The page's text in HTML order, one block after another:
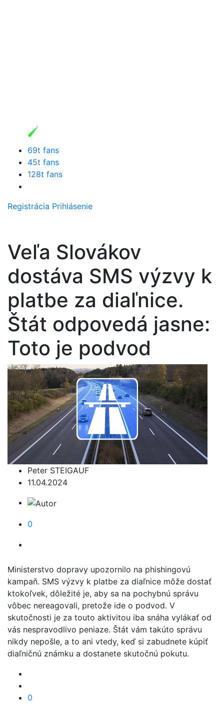
69t fans
45t fans
128t fans
Registrácia Prihlásenie
Veľa Slovákov
dostáva SMS výzvy k
platbe za diaľnice.
Štát odpovedá jasne:
Toto je podvod
Peter STEIGAUF
11.04.2024
0
Ministerstvo dopravy upozornilo na phishingovú
kampaň. SMS výzvy k platbe za diaľnice môže dostať
ktokoľvek, dôležité je, aby sa na pochybnú správu
vôbec nereagovali, pretože ide o podvod. V
skutočnosti je za touto aktivitou iba snáha vylákať od
vás nespravodlivo peniaze. Štát vám takúto správu
nikdy nepošle, a to ani vtedy, keď si zabudnete kúpiť
diaľničnú známku a dostanete skutočnú pokutu.
0